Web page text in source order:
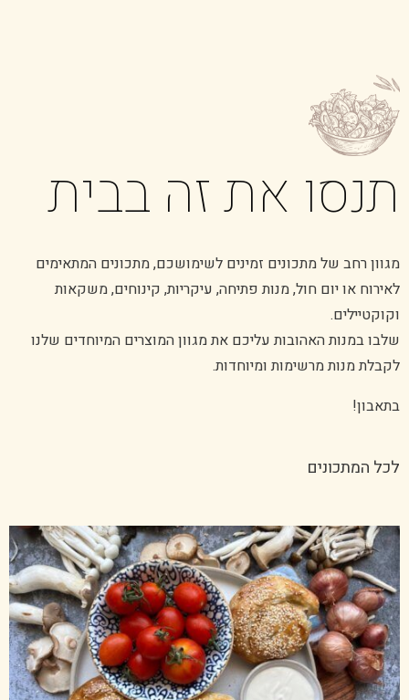
תנסו את זה בבית
מגוון רחב של מתכונים זמינים לשימושכם, מתכונים המתאימים
לאירוח או יום חול, מנות פתיחה, עיקריות, קינוחים, משקאות
וקוקטיילים.
שלבו במנות האהובות עליכם את מגוון המוצרים המיוחדים שלנו
לקבלת מנות מרשימות ומיוחדות.
בתאבון!
לכל המתכונים